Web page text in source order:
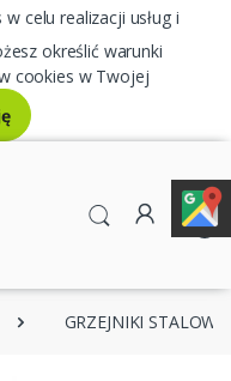
celu realizacji usług i
określić warunki
cookies w Twojej
0
GRZEJNIKI STALOWE